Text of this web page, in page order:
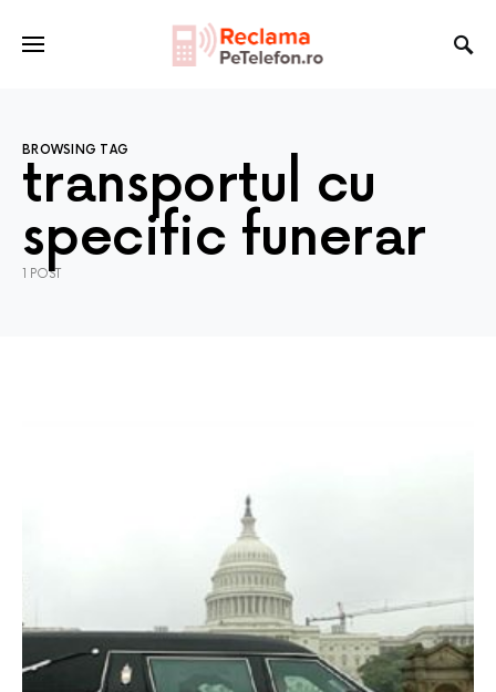
BROWSING TAG
transportul cu
specific funerar
1 POST